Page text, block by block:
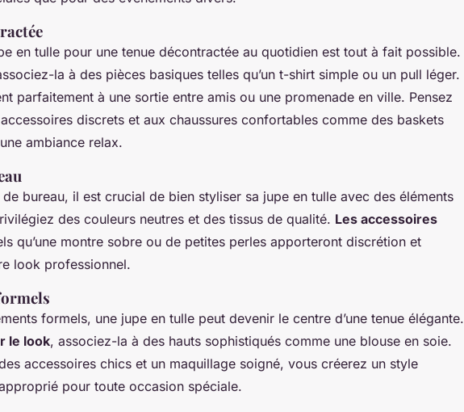
en tulle pour une tenue décontractée au quotidien est tout à fait possible.
la à des pièces basiques telles qu’un t-shirt simple ou un pull léger.
parfaitement à une sortie entre amis ou une promenade en ville. Pensez
discrets et aux chaussures confortables comme des baskets
ambiance relax.
de bureau, il est crucial de bien styliser sa jupe en tulle avec des éléments
des couleurs neutres et des tissus de qualité. Les accessoires
qu’une montre sobre ou de petites perles apporteront discrétion et
look professionnel.
formels, une jupe en tulle peut devenir le centre d’une tenue élégante.
le look, associez-la à des hauts sophistiqués comme une blouse en soie.
accessoires chics et un maquillage soigné, vous créerez un style
pour toute occasion spéciale.